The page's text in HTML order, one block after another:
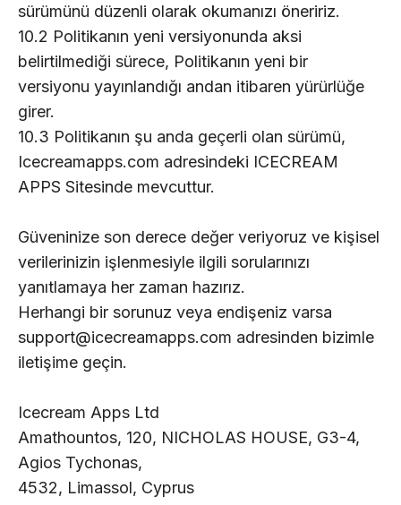
sürümünü düzenli olarak okumanızı öneririz.
10.2 Politikanın yeni versiyonunda aksi
belirtilmediği sürece, Politikanın yeni bir
versiyonu yayınlandığı andan itibaren yürürlüğe
girer.
10.3 Politikanın şu anda geçerli olan sürümü,
Icecreamapps.com adresindeki ICECREAM
APPS Sitesinde mevcuttur.
Güveninize son derece değer veriyoruz ve kişisel
verilerinizin işlenmesiyle ilgili sorularınızı
yanıtlamaya her zaman hazırız.
Herhangi bir sorunuz veya endişeniz varsa
support@icecreamapps.com adresinden bizimle
iletişime geçin.
Icecream Apps Ltd
Amathountos, 120, NICHOLAS HOUSE, G3-4,
Agios Tychonas,
4532, Limassol, Cyprus